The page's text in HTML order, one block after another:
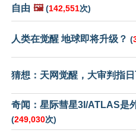
自由 🖼️ (142,551次)
人类在觉醒 地球即将升级？ (
猜想：天网觉醒，大审判指
奇闻：星际彗星3I/ATLAS是
(249,030次)